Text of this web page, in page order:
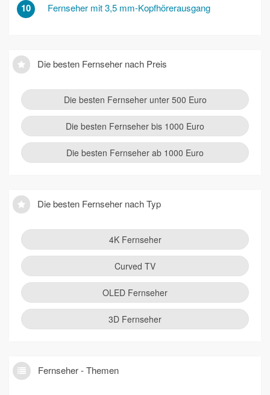
10 Fernseher mit 3,5 mm-Kopfhörerausgang
Die besten Fernseher nach Preis
Die besten Fernseher unter 500 Euro
Die besten Fernseher bis 1000 Euro
Die besten Fernseher ab 1000 Euro
Die besten Fernseher nach Typ
4K Fernseher
Curved TV
OLED Fernseher
3D Fernseher
Fernseher - Themen